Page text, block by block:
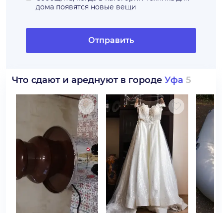
дома появятся новые вещи
Отправить
Что сдают и ареднуют в городе Уфа 5